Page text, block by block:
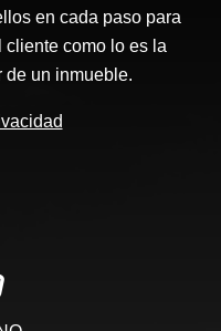
en cada paso para
cliente como lo es la
de un inmueble.